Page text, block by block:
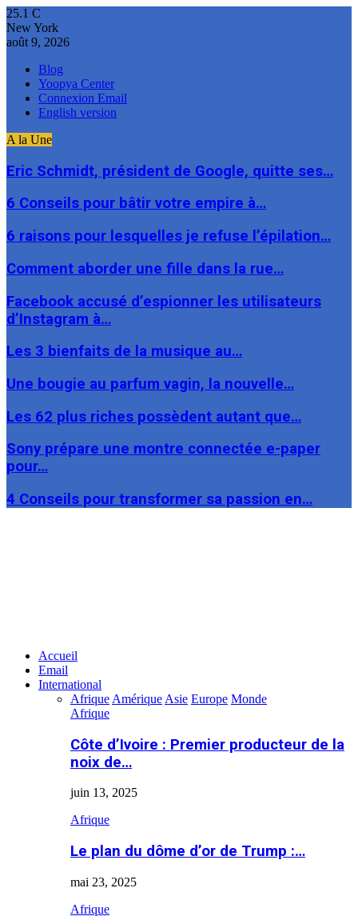
25.1 C
New York
août 9, 2026
Blog
Yoopya Center
Connexion Email
English version
A la Une
Eric Schmidt, président de Google, quitte ses…
6 Conseils pour bâtir votre empire à…
6 raisons pour lesquelles je refuse l’épilation…
Comment aborder une fille dans la rue…
Facebook accusé d’espionner les utilisateurs
d’Instagram à…
Les 3 bienfaits de la musique au…
Une bougie au parfum vagin, la nouvelle…
Les 62 plus riches possèdent autant que…
Sony prépare une montre connectée e-paper
pour…
4 Conseils pour transformer sa passion en…
Accueil
Email
International
Afrique Amérique Asie Europe Monde
Afrique
Côte d’Ivoire : Premier producteur de la
noix de…
juin 13, 2025
Afrique
Le plan du dôme d’or de Trump :…
mai 23, 2025
Afrique